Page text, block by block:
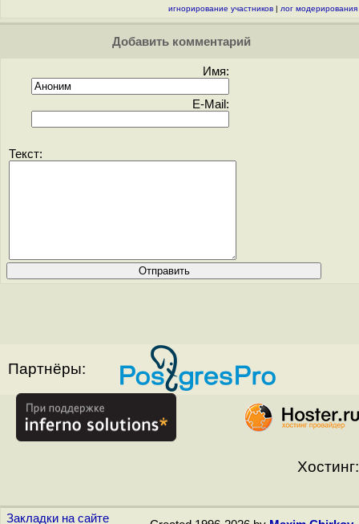
игнорирование участников | лог модерирования
Добавить комментарий
Имя:
E-Mail:
Текст:
Партнёры:
Хостинг:
Закладки на сайте